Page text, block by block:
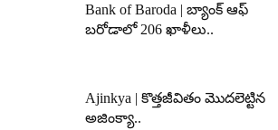
Bank of Baroda | బ్యాంక్‌ ఆఫ్‌
బరోడాలో 206 ఖాళీలు..
Ajinkya | కొత్తజీవితం మొదలెట్టిన
అజింక్యా..